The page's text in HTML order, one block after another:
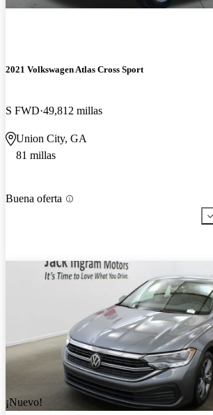
2021 Volkswagen Atlas Cross Sport
S FWD 49,812 millas
Union City, GA
81 millas
Buena oferta
¡Nuevo!